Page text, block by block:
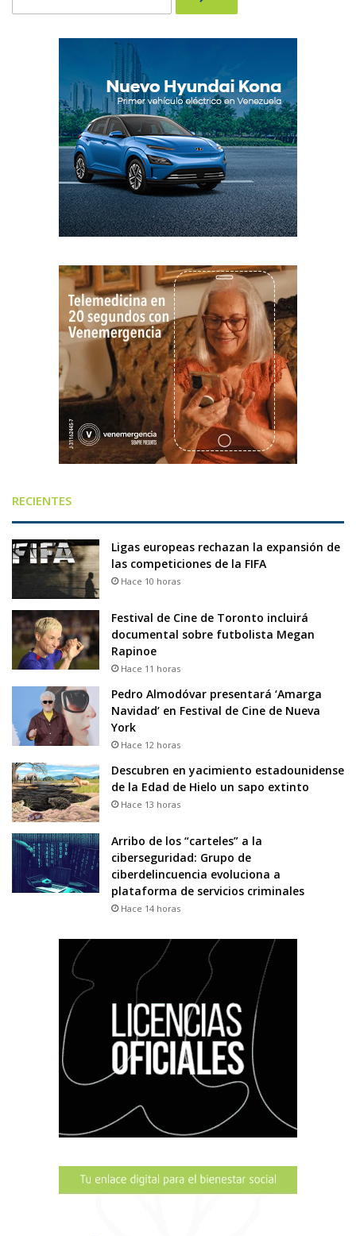
RECIENTES
Ligas europeas rechazan la expansión de
las competiciones de la FIFA
Hace 10 horas
Festival de Cine de Toronto incluirá
documental sobre futbolista Megan
Rapinoe
Hace 11 horas
Pedro Almodóvar presentará ‘Amarga
Navidad’ en Festival de Cine de Nueva
York
Hace 12 horas
Descubren en yacimiento estadounidense
de la Edad de Hielo un sapo extinto
Hace 13 horas
Arribo de los “carteles” a la
ciberseguridad: Grupo de
ciberdelincuencia evoluciona a
plataforma de servicios criminales
Hace 14 horas